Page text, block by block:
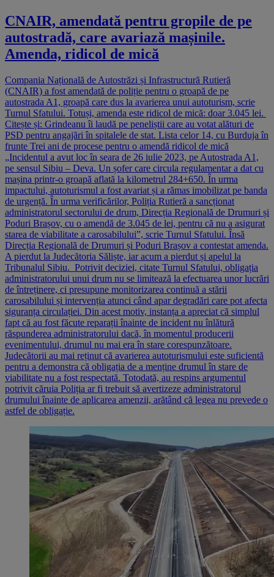
CNAIR, amendată pentru gropile de pe
autostradă, care avariază mașinile.
Amenda, ridicol de mică
Compania Națională de Autostrăzi și Infrastructură Rutieră
(CNAIR) a fost amendată de poliție pentru o groapă de pe
autostrada A1, groapă care dus la avarierea unui autoturism, scrie
Turnul Sfatului. Totuși, amenda este ridicol de mică: doar 3.045 lei.
Citește și: Grindeanu îi laudă pe peneliștii care au votat alături de
PSD pentru angajări în spitalele de stat. Lista celor 14, cu Burduja în
frunte Trei ani de procese pentru o amendă ridicol de mică
„Incidentul a avut loc în seara de 26 iulie 2023, pe Autostrada A1,
pe sensul Sibiu – Deva. Un șofer care circula regulamentar a dat cu
mașina printr-o groapă aflată la kilometrul 284+650. În urma
impactului, autoturismul a fost avariat și a rămas imobilizat pe banda
de urgență. În urma verificărilor, Poliția Rutieră a sancționat
administratorul sectorului de drum, Direcția Regională de Drumuri și
Poduri Brașov, cu o amendă de 3.045 de lei, pentru că nu a asigurat
starea de viabilitate a carosabilului”, scrie Turnul Sfatului. Însă
Direcția Regională de Drumuri și Poduri Brașov a contestat amenda.
A pierdut la Judecătoria Săliște, iar acum a pierdut și apelul la
Tribunalul Sibiu. Potrivit deciziei, citate Turnul Sfatului, obligația
administratorului unui drum nu se limitează la efectuarea unor lucrări
de întreținere, ci presupune monitorizarea continuă a stării
carosabilului și intervenția atunci când apar degradări care pot afecta
siguranța circulației. Din acest motiv, instanța a apreciat că simplul
fapt că au fost făcute reparații înainte de incident nu înlătură
răspunderea administratorului dacă, în momentul producerii
evenimentului, drumul nu mai era în stare corespunzătoare.
Judecătorii au mai reținut că avarierea autoturismului este suficientă
pentru a demonstra că obligația de a menține drumul în stare de
viabilitate nu a fost respectată. Totodată, au respins argumentul
potrivit căruia Poliția ar fi trebuit să avertizeze administratorul
drumului înainte de aplicarea amenzii, arătând că legea nu prevede o
astfel de obligație.